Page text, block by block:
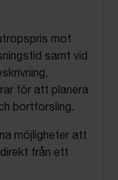
mot
samt vid
för att planera
bortforsling.
möjligheter att
från ett